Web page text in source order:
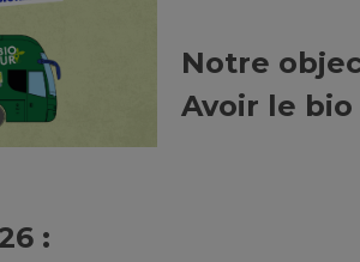
Notre
Avoir le
: